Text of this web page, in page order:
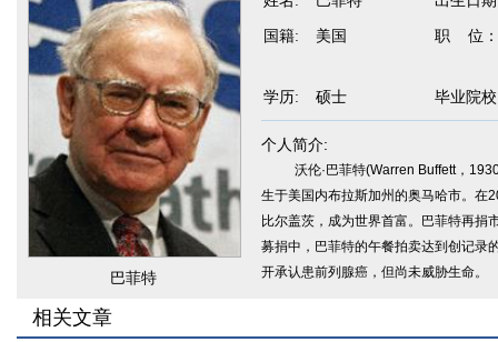
巴菲特
国籍: 美国 职 位：
学历: 硕士 毕业院
个人简介:
沃伦·巴菲特(Warren Buffett，
生于美国内布拉斯加州的奥马哈市。在
比尔盖茨，成为世界首富。巴菲特再捐
募捐中，巴菲特的午餐拍卖达到创记录
开承认患前列腺癌，但尚未威胁生命。
相关文章